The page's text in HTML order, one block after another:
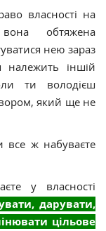
власності на
обтяжена
нею зараз
іншій
ти володієш
який ще не
все ж набуваєте
у власності
дарувати,
цільове